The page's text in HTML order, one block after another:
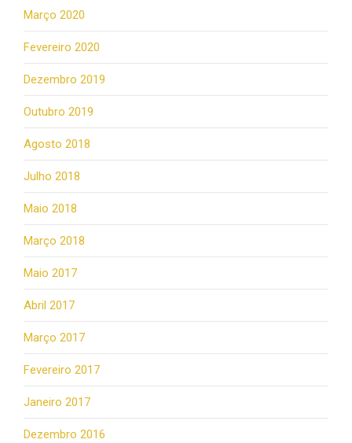
Março 2020
Fevereiro 2020
Dezembro 2019
Outubro 2019
Agosto 2018
Julho 2018
Maio 2018
Março 2018
Maio 2017
Abril 2017
Março 2017
Fevereiro 2017
Janeiro 2017
Dezembro 2016